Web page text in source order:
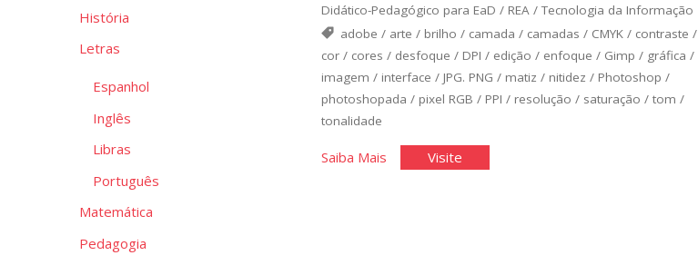
Didático-Pedagógico para EaD / REA/Tecnologia da Informação
adobe / arte / brilho / camada / camadas / CMYK / contraste /
cor/ cores / desfoque / DPI / edição / enfoque / Gimp / gráfica /
imagem / interface / JPG. PNG / matiz / nitidez / Photoshop /
photoshopada / pixel RGB / PPI / resolução / saturação / tom /
tonalidade
Saiba Mais"EdiçãoVisite"Edição
História
Letras
Espanhol
Inglês
Libras
Português
Matemática
Pedagogia